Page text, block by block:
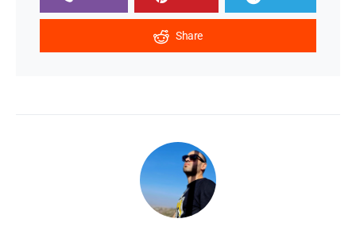
Share